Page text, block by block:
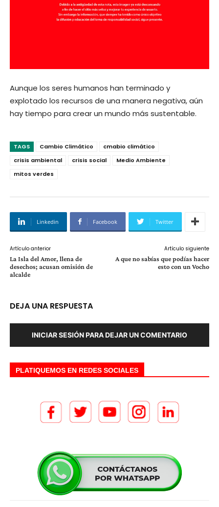
Aunque los seres humanos han terminado y
explotado los recursos de una manera negativa, aún
hay tiempo para crear un mundo más sustentable.
TAGS Cambio Climático
cmabio climático
crisis ambiental
crisis social
Medio Ambiente
mitos verdes
Linkedin Facebook Twitter
Artículo anterior
La Isla del Amor, llena de
desechos; acusan omisión de
alcalde
Artículo siguiente
A que no sabías que podías hacer
esto con un Vocho
DEJA UNA RESPUESTA
INICIAR SESIÓN PARA DEJAR UN COMENTARIO
PLATIQUEMOS EN REDES SOCIALES